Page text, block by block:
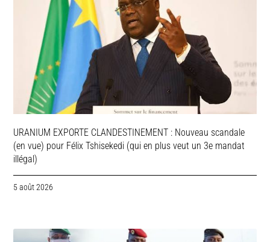
URANIUM EXPORTE CLANDESTINEMENT : Nouveau scandale
(en vue) pour Félix Tshisekedi (qui en plus veut un 3e mandat
illégal)
5 août 2026